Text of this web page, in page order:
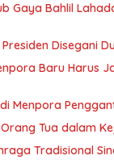
Gaya Bahlil
Disegani
Baru Harus
Menpora
Tua dalam
Tradisional